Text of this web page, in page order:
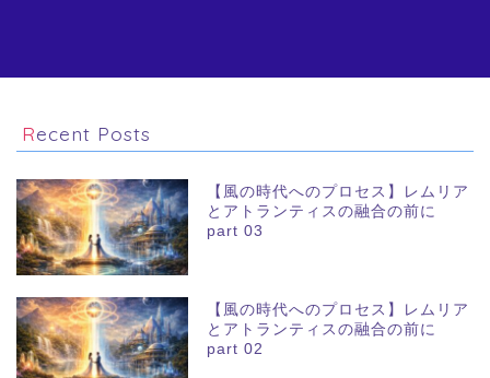
Recent Posts
【風の時代へのプロセス】レムリア
とアトランティスの融合の前に
part 03
【風の時代へのプロセス】レムリア
とアトランティスの融合の前に
part 02